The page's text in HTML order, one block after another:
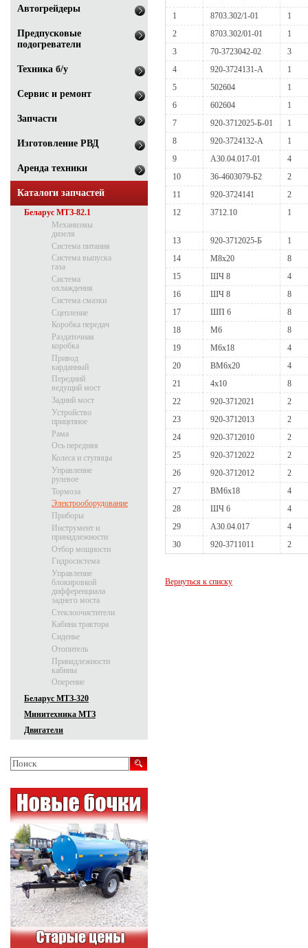
1 8703.302/1-01
1
2
8703.302/01-01
1
3
70-3723042-02
3
4
920-3724131-А
1
5
502604
1
6
602604
1
7
920-3712025-Б-01
1
8
920-3724132-А
1
9
А30.04.017-01
4
10
36-4603079-Б2
2
11
920-3724141
2
12
3712.10 1
13 920-3712025-Б
1
14
М8х20
8
15
ШЧ 8
4
16
ШЧ 8
8
17
ШП 6
8
18
М6
8
19
М6х18
4
20
ВМ6х20
4
21
4х10
8
22
920-3712021
2
23
920-3712013
2
24
920-3712010
2
25
920-3712022
2
26
920-3712012
2
27
ВМ6х18
4
28
ШЧ 6
4
29
А30.04.017
4
30
920-3711011 2
Вернуться к списку
Автогрейдеры
Предпусковые
подогреватели
Техника б/у
Сервис и ремонт
Запчасти
Изготовление РВД
Аренда техники
Каталоги запчастей
Беларус МТЗ-82.1
Механизмы
дизеля
Система питания
Система выпуска
газа
Система
охлаждения
Система смазки
Сцепление
Коробка передач
Раздаточная
коробка
Привод
карданный
Передний
ведущий мост
Задний мост
Устройство
прицепное
Рама
Ось передняя
Колеса и ступицы
Управление
рулевое
Тормоза
Электрооборудование
Приборы
Инструмент и
принадлежности
Отбор мощности
Гидросистема
Управление
блокировкой
дифференциала
заднего моста
Стеклоочистители
Кабина трактора
Сиденье
Отопитель
Принадлежности
кабины
Оперение
Беларус МТЗ-320
Минитехника МТЗ
Двигатели